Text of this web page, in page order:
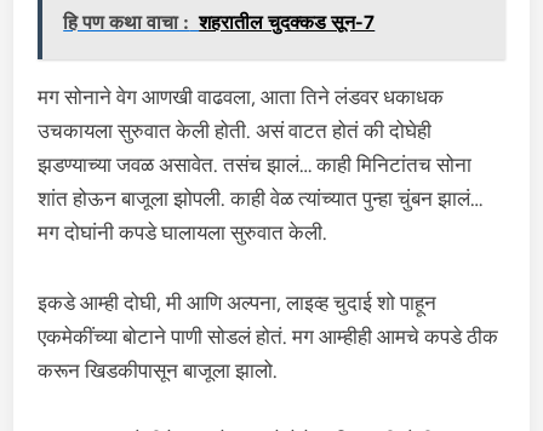
हि पण कथा वाचा : शहरातील चुदक्कड सून-7
मग सोनाने वेग आणखी वाढवला, आता तिने लंडवर धकाधक
उचकायला सुरुवात केली होती. असं वाटत होतं की दोघेही
झडण्याच्या जवळ असावेत. तसंच झालं… काही मिनिटांतच सोना
शांत होऊन बाजूला झोपली. काही वेळ त्यांच्यात पुन्हा चुंबन झालं…
मग दोघांनी कपडे घालायला सुरुवात केली.
इकडे आम्ही दोघी, मी आणि अल्पना, लाइव्ह चुदाई शो पाहून
एकमेकींच्या बोटाने पाणी सोडलं होतं. मग आम्हीही आमचे कपडे ठीक
करून खिडकीपासून बाजूला झालो.